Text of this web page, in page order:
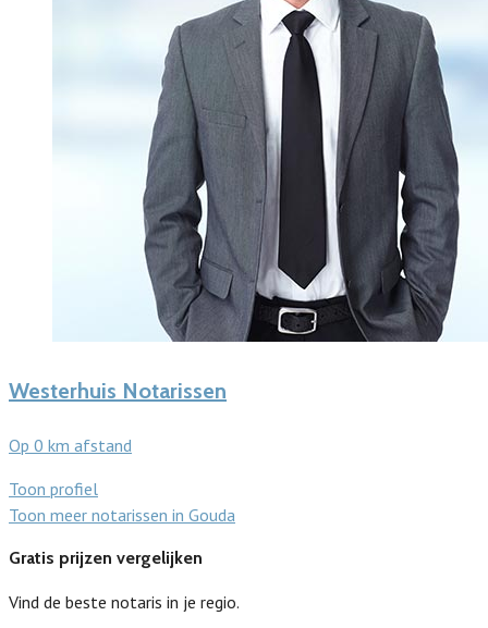
Westerhuis Notarissen
Op 0 km afstand
Toon profiel
Toon meer notarissen in Gouda
Gratis prijzen vergelijken
Vind de beste notaris in je regio.